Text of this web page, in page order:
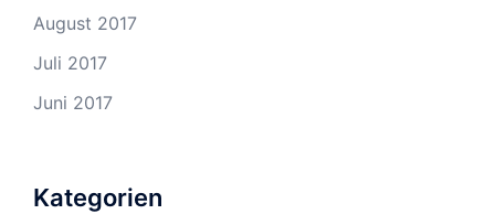
August 2017
Juli 2017
Juni 2017
Kategorien